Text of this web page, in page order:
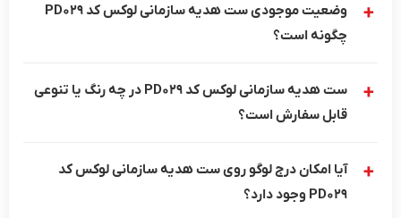
وضعیت موجودی ست هدیه سازمانی لوکس کد PD029
چگونه است؟
ست هدیه سازمانی لوکس کد PD029 در چه رنگ یا تنوعی
قابل سفارش است؟
آیا امکان درج لوگو روی ست هدیه سازمانی لوکس کد